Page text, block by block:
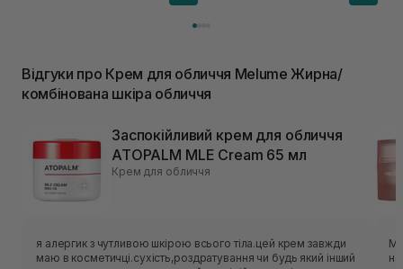
Відгуки про Крем для обличчя Melume Жирна/
комбінована шкіра обличчя
Заспокійливий крем для обличчя
ATOPALM MLE Cream 65 мл
Крем для обличчя
я алергик з чутливою шкірою всього тіла.цей крем завжди
маю в косметичці.сухість,роздратування чи будь який інший